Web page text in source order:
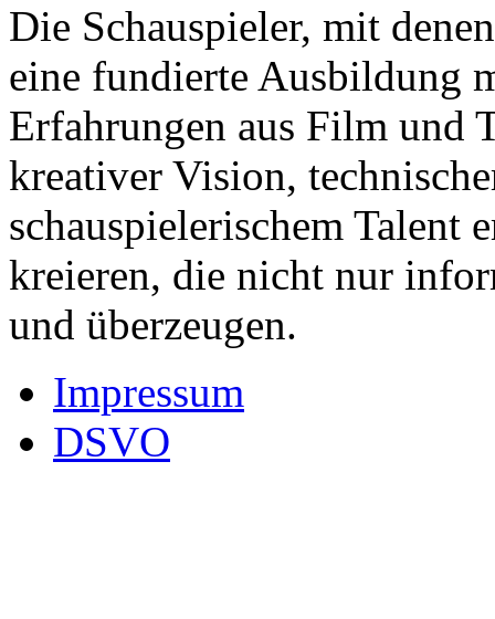
Die Schauspieler, mit
eine fundierte Ausbildung
Erfahrungen aus Film und
kreativer Vision,
schauspielerischem Talent
kreieren, die nicht nur
und überzeugen.
Impressum
DSVO